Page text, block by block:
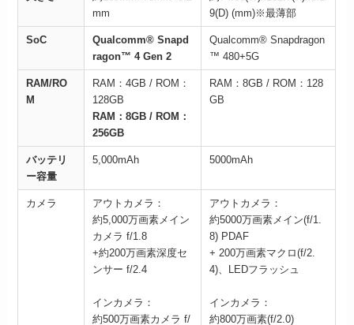
mm
9(D) (mm)※最薄部
SoC
Qualcomm® Snapd
ragon™ 4 Gen 2
Qualcomm® Snapdragon
™ 480+5G
RAM/RO
M
RAM：4GB / ROM：
128GB
RAM：8GB / ROM：
256GB
RAM：8GB / ROM：128
GB
バッテリ
ー容量
5,000mAh 5000mAh
カメラ
アウトカメラ：
約5,000万画素メイン
カメラ f/1.8
+約200万画素深度セ
ンサー f/2.4
インカメラ：
約500万画素カメラ f/
アウトカメラ：
約5000万画素メイン(f/1.
8) PDAF
+ 200万画素マクロ(f/2.
4)、LEDフラッシュ
インカメラ：
約800万画素(f/2.0)